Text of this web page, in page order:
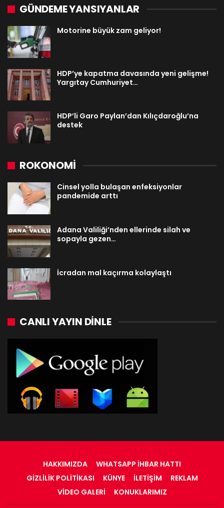
GÜNDEME YANSIYANLAR
Motorine büyük zam geliyor!
HDP’ye kapatma davasında yeni gelişme!
Yargıtay Cumhuriyet…
HDP’li Garo Paylan’dan Kılıçdaroğlu’na
destek
ROKONOMİ
Cinsel yolla bulaşan enfeksiyonlar
pandemide arttı
Adana Valiliği’nden ellerinde silah ve
sopayla gezen…
İcradan mal kaçırma kolaylaştı
CANLI YAYIN DINLE
HAKKIMIZDA
WHATSAPP İHBAR HATTI
GIZLILIK POLITIKASI
KÜNYE İLETIŞIM
REKLAM
VIDEO GALERI
KONUKLARIMIZ